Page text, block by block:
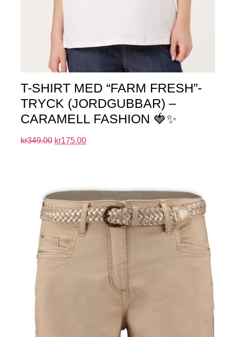
T-SHIRT MED “FARM FRESH”-
TRYCK (JORDGUBBAR) –
CARAMELL FASHION 🍓✨
kr349.00 kr175.00